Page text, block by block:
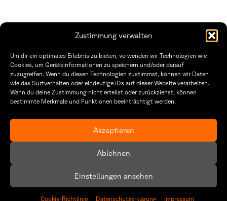
Zustimmung verwalten
Um dir ein optimales Erlebnis zu bieten, verwenden wir Technologien wie
Cookies, um Geräteinformationen zu speichern und/oder darauf
zuzugreifen. Wenn du diesen Technologien zustimmst, können wir Daten
wie das Surfverhalten oder eindeutige IDs auf dieser Website verarbeiten.
Wenn du deine Zustimmung nicht erteilst oder zurückziehst, können
bestimmte Merkmale und Funktionen beeinträchtigt werden.
Akzeptieren
Ablehnen
Einstellungen ansehen
Cookie-Richtlinie Datenschutzerklärung Impressum
Technische Hochschule
Würzburg-Schweinfurt
Sanderheinrichsleitenweg 20
97074 Würzburg
Öffnungszeiten Dekanat
Montag – Freitag
8:30 – 12:00
Dienstag & Donnerstag
8:30 – 15:30